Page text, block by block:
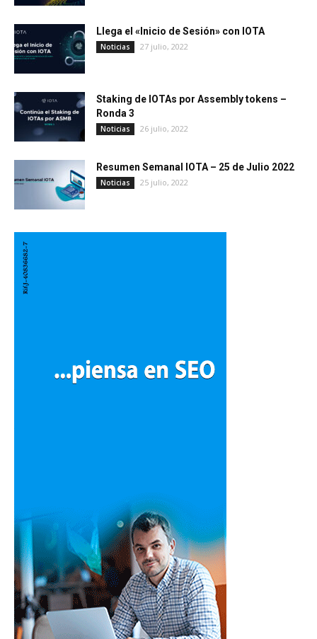
Llega el «Inicio de Sesión» con IOTA
Noticias 27 julio, 2022
Staking de IOTAs por Assembly tokens –
Ronda 3
Noticias 26 julio, 2022
Resumen Semanal IOTA – 25 de Julio 2022
Noticias 25 julio, 2022